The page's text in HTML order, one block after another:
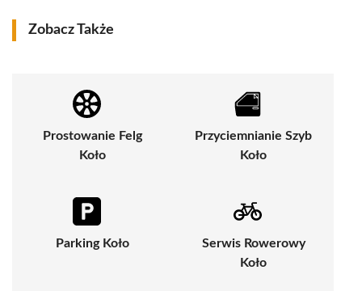
Zobacz Także
Prostowanie Felg
Koło
Przyciemnianie Szyb
Koło
Parking Koło
Serwis Rowerowy
Koło